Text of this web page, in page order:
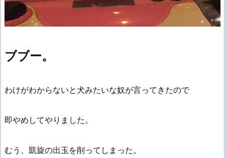
ブブー。
わけがわからないと犬みたいな奴が言ってきたので
即やめしてやりました。
むう、凱旋の出玉を削ってしまった。